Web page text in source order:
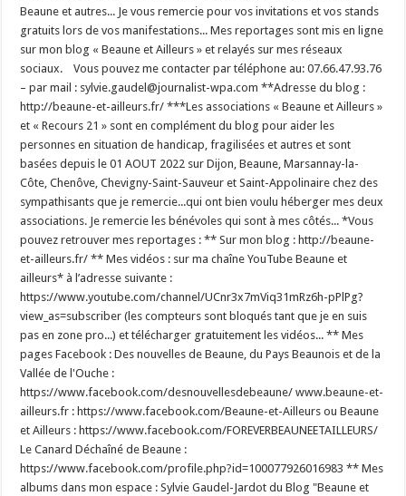
Beaune et autres... Je vous remercie pour vos invitations et vos stands
gratuits lors de vos manifestations... Mes reportages sont mis en ligne
sur mon blog « Beaune et Ailleurs » et relayés sur mes réseaux
sociaux. Vous pouvez me contacter par téléphone au: 07.66.47.93.76
– par mail : sylvie.gaudel@journalist-wpa.com **Adresse du blog :
http://beaune-et-ailleurs.fr/ ***Les associations « Beaune et Ailleurs »
et « Recours 21 » sont en complément du blog pour aider les
personnes en situation de handicap, fragilisées et autres et sont
basées depuis le 01 AOUT 2022 sur Dijon, Beaune, Marsannay-la-
Côte, Chenôve, Chevigny-Saint-Sauveur et Saint-Appolinaire chez des
sympathisants que je remercie...qui ont bien voulu héberger mes deux
associations. Je remercie les bénévoles qui sont à mes côtés... *Vous
pouvez retrouver mes reportages : ** Sur mon blog : http://beaune-
et-ailleurs.fr/ ** Mes vidéos : sur ma chaîne YouTube Beaune et
ailleurs* à l’adresse suivante :
https://www.youtube.com/channel/UCnr3x7mViq31mRz6h-pPlPg?
view_as=subscriber (les compteurs sont bloqués tant que je en suis
pas en zone pro...) et télécharger gratuitement les vidéos... ** Mes
pages Facebook : Des nouvelles de Beaune, du Pays Beaunois et de la
Vallée de l'Ouche :
https://www.facebook.com/desnouvellesdebeaune/ www.beaune-et-
ailleurs.fr : https://www.facebook.com/Beaune-et-Ailleurs ou Beaune
et Ailleurs : https://www.facebook.com/FOREVERBEAUNEETAILLEURS/
Le Canard Déchaîné de Beaune :
https://www.facebook.com/profile.php?id=100077926016983 ** Mes
albums dans mon espace : Sylvie Gaudel-Jardot du Blog "Beaune et